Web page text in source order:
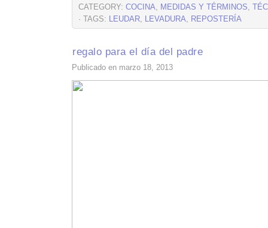
CATEGORY: COCINA, MEDIDAS Y TÉRMINOS,
· TAGS: LEUDAR, LEVADURA, REPOSTERÍA
regalo para el día del padre
Publicado en marzo 18, 2013